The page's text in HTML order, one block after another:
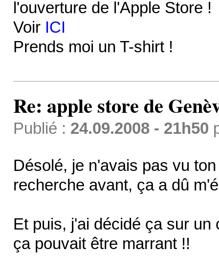
l'ouverture de l'Apple Store !
Voir ICI
Prends moi un T-shirt !
Re: apple store de
Publié : 24.09.2008 - 21h50
Désolé, je n'avais pas vu
recherche avant, ça a dû
Et puis, j'ai décidé ça sur un
ça pouvait être marrant !!